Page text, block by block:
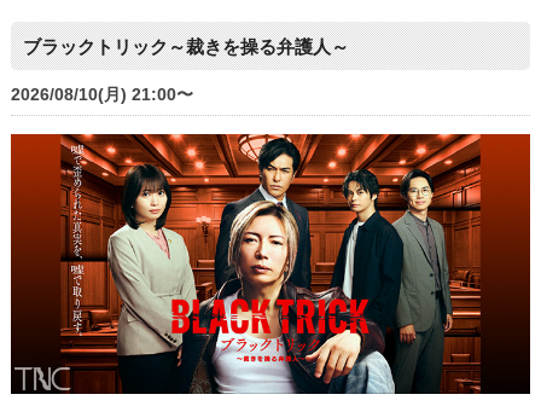
ブラックトリック～裁きを操る弁護人～
2026/08/10(月) 21:00〜